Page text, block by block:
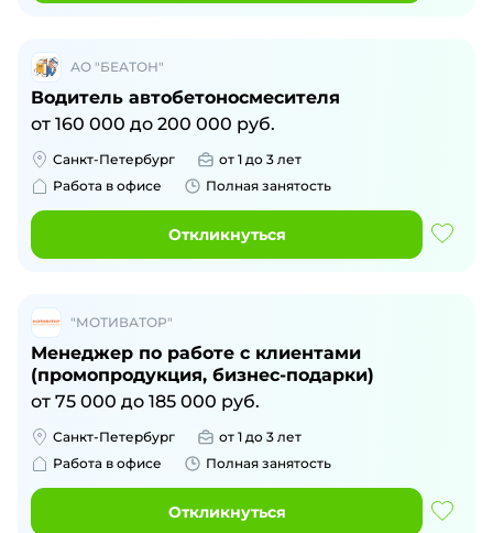
АО "БЕАТОН"
Водитель автобетоносмесителя
от 160 000 до 200 000 руб.
Санкт-Петербург
от 1 до 3 лет
Работа в офисе
Полная занятость
Откликнуться
"МОТИВАТОР"
Менеджер по работе с клиентами
(промопродукция, бизнес-подарки)
от 75 000 до 185 000 руб.
Санкт-Петербург
от 1 до 3 лет
Работа в офисе
Полная занятость
Откликнуться